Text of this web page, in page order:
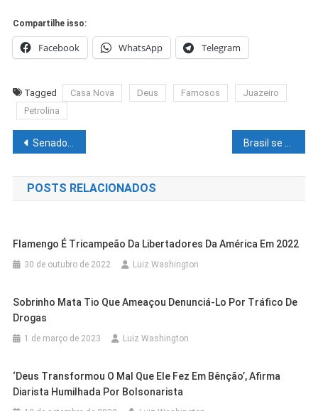
Compartilhe isso:
Facebook WhatsApp Telegram
Tagged Casa Nova Deus Famosos
Juazeiro
Petrolina
Navegação
de
Post
Senado aprova piso salarial nacional de R$ 4,7 mil para enfermeiros Brasil se prepara para combater nova mutação do vírus
POSTS RELACIONADOS
Flamengo É Tricampeão Da Libertadores Da América Em 2022
30 de outubro de 2022 Luiz Washington
Sobrinho Mata Tio Que Ameaçou Denunciá-Lo Por Tráfico De
Drogas
1 de março de 2023 Luiz Washington
‘Deus Transformou O Mal Que Ele Fez Em Bênção’, Afirma
Diarista Humilhada Por Bolsonarista
Cidades Juazeiro
Sesau De Juazeiro Intensifica
Cidades Juazeiro